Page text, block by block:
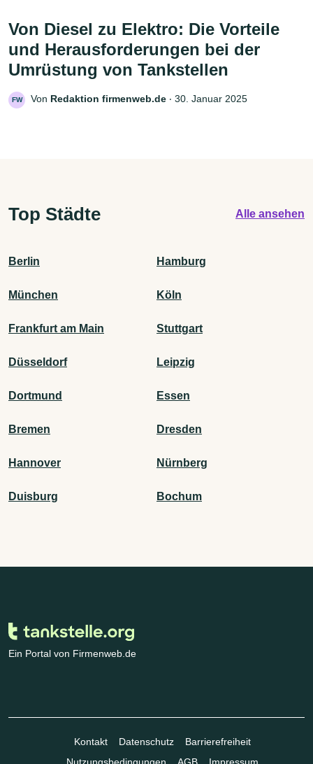
Von Diesel zu Elektro: Die Vorteile
und Herausforderungen bei der
Umrüstung von Tankstellen
FW Von Redaktion firmenweb.de ‧ 30. Januar 2025
Top Städte Alle ansehen
Berlin Hamburg
München Köln
Frankfurt am Main Stuttgart
Düsseldorf Leipzig
Dortmund Essen
Bremen Dresden
Hannover Nürnberg
Duisburg Bochum
Ein Portal von Firmenweb.de
Kontakt Datenschutz
Barrierefreiheit